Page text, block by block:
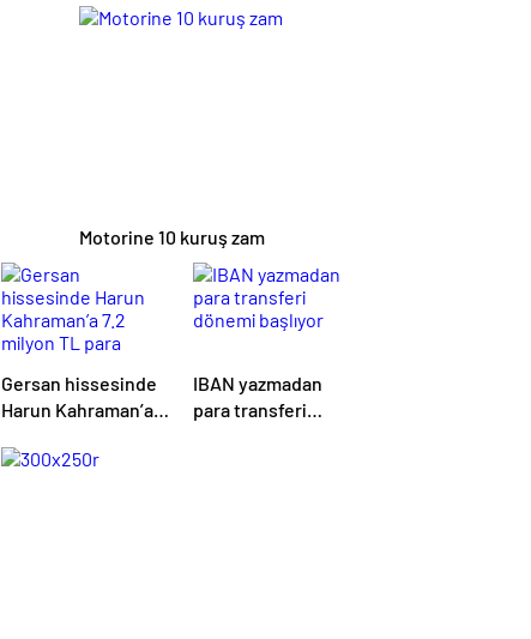
altına aldı
Motorine 10 kuruş zam
Gersan hissesinde
Harun Kahraman’a
cezası
IBAN yazmadan
para transferi